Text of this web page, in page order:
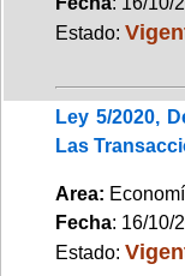
Estado:
Ley 5/2020,
Las
Area:
Fecha: 16/10/
Estado: